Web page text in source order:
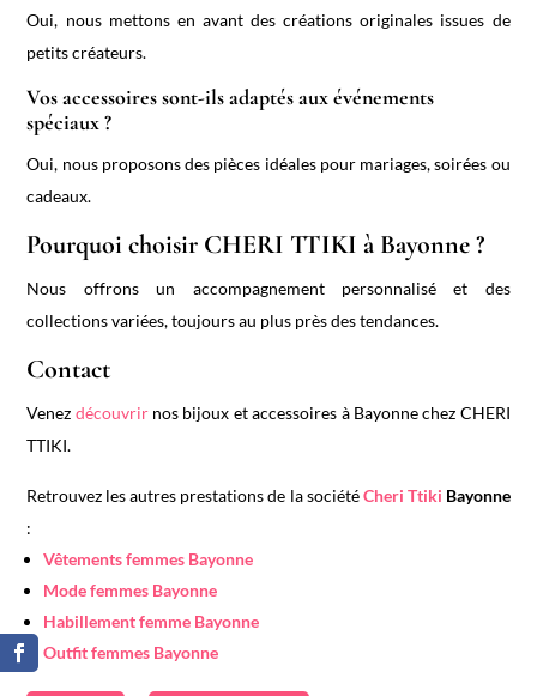
Oui, nous mettons en avant des créations originales issues de
petits créateurs.
Vos accessoires sont-ils adaptés aux événements
spéciaux ?
Oui, nous proposons des pièces idéales pour mariages, soirées ou
cadeaux.
Pourquoi choisir CHERI TTIKI à Bayonne ?
Nous offrons un accompagnement personnalisé et des
collections variées, toujours au plus près des tendances.
Contact
Venez découvrirnos bijoux et accessoires à Bayonne chez CHERI
TTIKI.
Retrouvez les autres prestations de la sociétéCheri Ttiki Bayonne
:
Vêtements femmes Bayonne
Mode femmes Bayonne
Habillement femme Bayonne
Outfit femmes Bayonne